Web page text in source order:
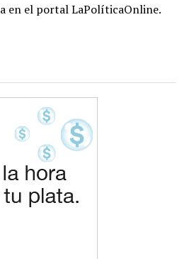
en el portal LaPolíticaOnline.